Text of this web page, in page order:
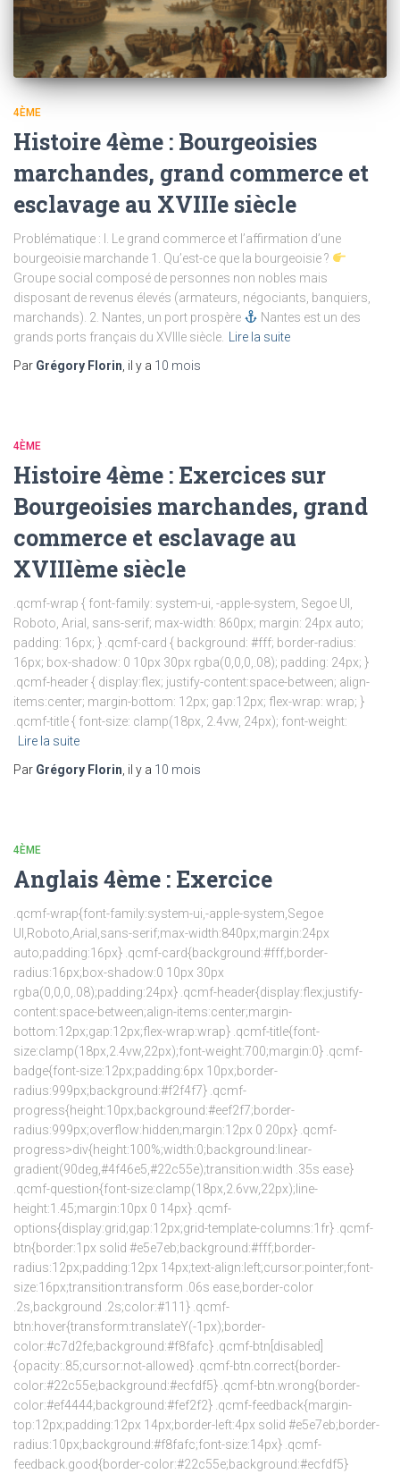
4ÈME
Histoire 4ème : Bourgeoisies
marchandes, grand commerce et
esclavage au XVIIIe siècle
Problématique : I. Le grand commerce et l’affirmation d’une
bourgeoisie marchande 1. Qu’est-ce que la bourgeoisie ?
Groupe social composé de personnes non nobles mais
disposant de revenus élevés (armateurs, négociants, banquiers,
marchands). 2. Nantes, un port prospère
Nantes est un des
grands ports français du XVIIIe siècle.
Lire la suite
Par Grégory Florin , il y a 10 mois
4ÈME
Histoire 4ème : Exercices sur
Bourgeoisies marchandes, grand
commerce et esclavage au
XVIIIème siècle
.qcmf-wrap { font-family: system-ui, -apple-system, Segoe UI,
Roboto, Arial, sans-serif; max-width: 860px; margin: 24px auto;
padding: 16px; } .qcmf-card { background: #fff; border-radius:
16px; box-shadow: 0 10px 30px rgba(0,0,0,.08); padding: 24px; }
.qcmf-header { display:flex; justify-content:space-between; align-
items:center; margin-bottom: 12px; gap:12px; flex-wrap: wrap; }
.qcmf-title { font-size: clamp(18px, 2.4vw, 24px); font-weight:
Lire la suite
Par Grégory Florin , il y a 10 mois
4ÈME
Anglais 4ème : Exercice
.qcmf-wrap{font-family:system-ui,-apple-system,Segoe
UI,Roboto,Arial,sans-serif;max-width:840px;margin:24px
auto;padding:16px} .qcmf-card{background:#fff;border-
radius:16px;box-shadow:0 10px 30px
rgba(0,0,0,.08);padding:24px} .qcmf-header{display:flex;justify-
content:space-between;align-items:center;margin-
bottom:12px;gap:12px;flex-wrap:wrap} .qcmf-title{font-
size:clamp(18px,2.4vw,22px);font-weight:700;margin:0} .qcmf-
badge{font-size:12px;padding:6px 10px;border-
radius:999px;background:#f2f4f7} .qcmf-
progress{height:10px;background:#eef2f7;border-
radius:999px;overflow:hidden;margin:12px 0 20px} .qcmf-
progress>div{height:100%;width:0;background:linear-
gradient(90deg,#4f46e5,#22c55e);transition:width .35s ease}
.qcmf-question{font-size:clamp(18px,2.6vw,22px);line-
height:1.45;margin:10px 0 14px} .qcmf-
options{display:grid;gap:12px;grid-template-columns:1fr} .qcmf-
btn{border:1px solid #e5e7eb;background:#fff;border-
radius:12px;padding:12px 14px;text-align:left;cursor:pointer;font-
size:16px;transition:transform .06s ease,border-color
.2s,background .2s;color:#111} .qcmf-
btn:hover{transform:translateY(-1px);border-
color:#c7d2fe;background:#f8fafc} .qcmf-btn[disabled]
{opacity:.85;cursor:not-allowed} .qcmf-btn.correct{border-
color:#22c55e;background:#ecfdf5} .qcmf-btn.wrong{border-
color:#ef4444;background:#fef2f2} .qcmf-feedback{margin-
top:12px;padding:12px 14px;border-left:4px solid #e5e7eb;border-
radius:10px;background:#f8fafc;font-size:14px} .qcmf-
feedback.good{border-color:#22c55e;background:#ecfdf5}